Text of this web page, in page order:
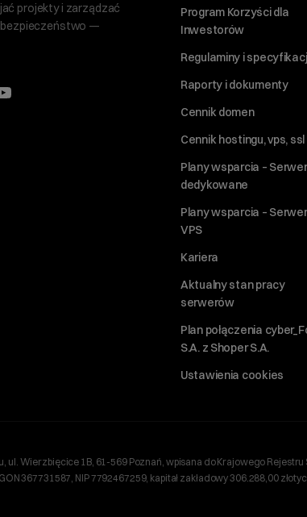
projekty i zarządzać
bezpieczeństwo —
Program Korzyści dla
Inwestorów
Regulaminy i
Raporty i dokumenty
Cennik domen
Cennik hostingu, vps, ssl
Plany wsparcia –
dedykowane
Plany wsparcia –
VPS
Kariera
Aktualny stan pracy
serwerów
Plan połączenia
S.A. z Shoper S.A.
Ustawienia cookies
ul. Wierzbięcice 1B, 61-569 Poznań, wpisana do Krajowego
367731587, NIP 7792467259, kapitał zakładowy 306.288,00